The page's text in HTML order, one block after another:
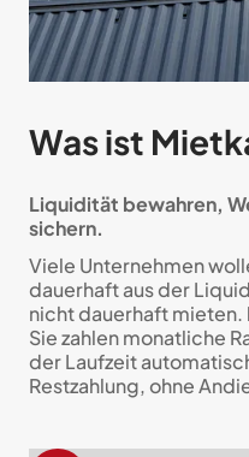
Was ist
Liquidität bewahren,
sichern.
Viele Unternehmen
dauerhaft aus der
nicht dauerhaft mieten.
Sie zahlen monatliche
der Laufzeit
Restzahlung, ohne